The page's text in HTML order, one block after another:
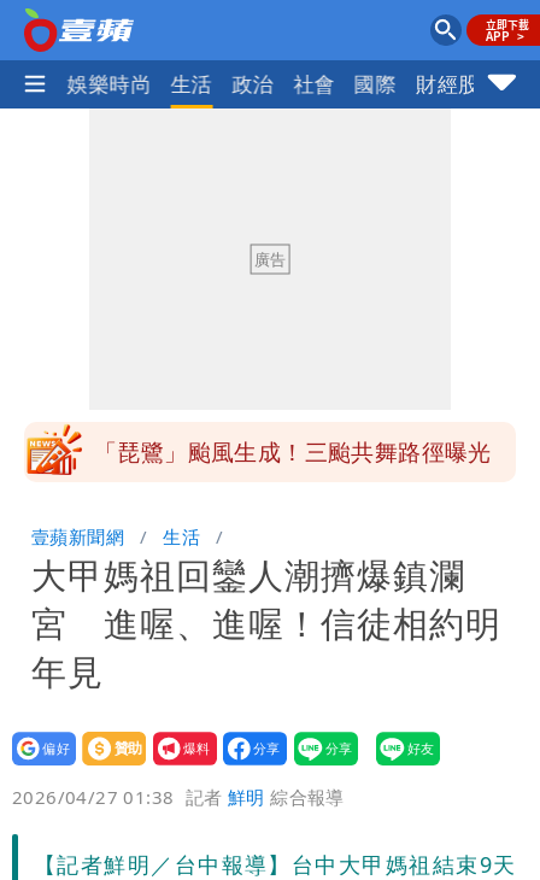
熱門 娛樂時尚 生活 政治 社會 國際 財經股市
公布收入比拍戲賺更多
北市沒放颱風假挨轟 楊植斗：綠委竟不
水」 王浩宇揚言告發
「琵鷺」颱風生成！三颱共舞路徑曝光
公布收入比拍戲賺更多
北市沒放颱風假挨轟 楊植斗：綠委竟不
知道颱風假要有依據
壹蘋新聞網 生活
大甲媽祖回鑾人潮擠爆鎮瀾
宮 進喔、進喔！信徒相約明
年見
設為
贊助
我要
爆料
2026/04/27 01:38 記者鮮明 綜合報導
【記者鮮明／台中報導】台中大甲媽祖結束9天